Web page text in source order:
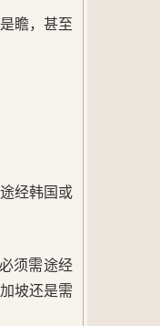
瞻，甚至
经韩国或
须需途经
坡还是需